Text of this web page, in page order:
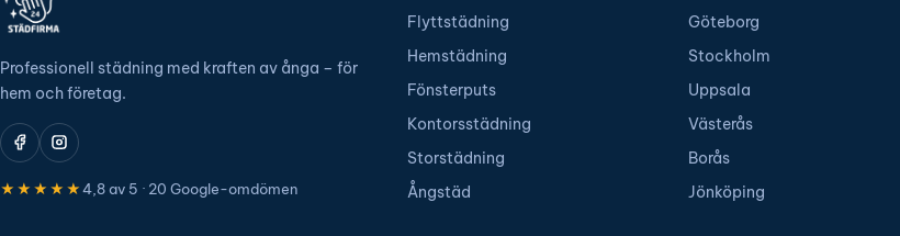
Professionell städning med kraften av ånga – för
hem och företag.
★★★★★4,8 av 5 · 20 Google-omdömen
Flyttstädning
Hemstädning
Fönsterputs
Kontorsstädning
Storstädning
Ångstäd
Göteborg
Stockholm
Uppsala
Västerås
Borås
Jönköping